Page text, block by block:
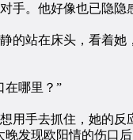
手。他好像也已隐
站在床头，看着她
哪里？”
手去抓住，她的反
现欧阳情的伤口后